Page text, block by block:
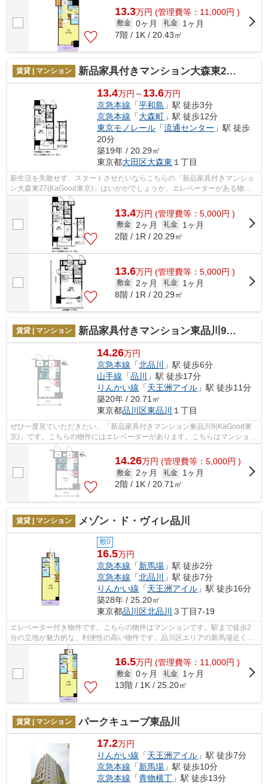
13.3万円 (管理費等：11,000円 )
敷金 0ヶ月 礼金
1ヶ月
7階 / 1K / 20.43㎡
賃貸 | マンション 新品家具付きマンション大森東27(KaGood東京)
13.4万円～ 13.6万円
京急本線 「平和島 」駅 徒歩3分
京急本線 「大森町 」駅 徒歩12分
東京モノレール 「流通センター 」駅 徒歩
20分
築19年 / 20.29㎡
東京都大田区大森東 １丁目
新生活を失敗せず、スタートさせたいならこちらの「新品家具付きマンショ
ン大森東27(KaGood東京)」はいかがでしょうか。エレベーターがある物件
です。外装もおしゃれで快適な生活をお...
13.4万円 (管理費等：5,000円 )
敷金 2ヶ月 礼金
1ヶ月
2階 / 1R / 20.29㎡
13.6万円 (管理費等：5,000円 )
敷金 2ヶ月 礼金
1ヶ月
8階 / 1R / 20.29㎡
賃貸 | マンション 新品家具付きマンション東品川9(KaGood東京)
14.26万円
京急本線 「北品川
」駅 徒歩6分
山手線 「品川
」駅 徒歩17分
りんかい線 「天王洲アイル 」駅 徒歩11分
築20年 / 20.71㎡
東京都品川区東品川 １丁目
ぜひ一度見ていただきたい、「新品家具付きマンション東品川9(KaGood東
京)」です。こちらの物件にはエレベーターがあります。こちらはマンション
タイプになります。朝に慌てることなく...
14.26万円 (管理費等：5,000円 )
敷金 2ヶ月 礼金
1ヶ月
2階 / 1K / 20.71㎡
賃貸 | マンション メゾン・ド・ヴィレ品川
敷0
16.5万円
京急本線 「新馬場 」駅 徒歩2分
京急本線 「北品川
」駅 徒歩7分
りんかい線 「天王洲アイル 」駅 徒歩16分
築28年 / 25.20㎡
東京都品川区北品川 ３丁目7-19
エレベーター付き物件です。こちらの物件はマンションです。駅まで徒歩2
分の立地が魅力的な、利便性の高い物件です。品川区エリアの新馬場近くに
住むなら、03-5562-3131からネクストラ...
16.5万円 (管理費等：11,000円 )
敷金 0ヶ月 礼金
1ヶ月
13階 / 1K / 25.20㎡
賃貸 | マンション パークキューブ東品川
17.2万円
りんかい線 「天王洲アイル 」駅 徒歩7分
京急本線 「新馬場 」駅 徒歩10分
京急本線 「青物横丁 」駅 徒歩13分